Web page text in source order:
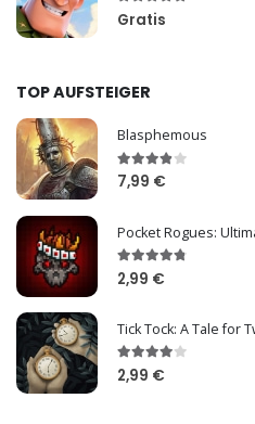
Gratis
TOP AUFSTEIGER
Blasphemous
7,99 €
Pocket Rogues:
2,99 €
Tick Tock: A Tale for
2,99 €